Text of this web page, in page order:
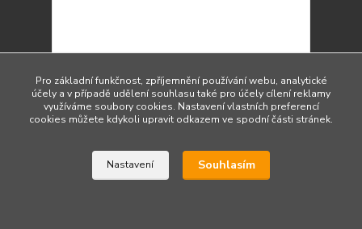
OPEL CORSA C 01-03 Přední světla provedení
Black
3 744 Kčbez DPH
Přidat do košíku
Pro základní funkčnost, zpříjemnění používání webu, analytické
účely a v případě udělení souhlasu také pro účely cílení reklamy
využíváme soubory cookies. Nastavení vlastních preferencí
cookies můžete kdykoli upravit odkazem ve spodní části stránek.
Nastavení Souhlasím